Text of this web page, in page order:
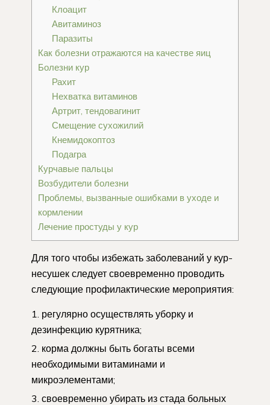
Клоацит
Авитаминоз
Паразиты
Как болезни отражаются на качестве яиц
Болезни кур
Рахит
Нехватка витаминов
Артрит, тендовагинит
Смещение сухожилий
Кнемидокоптоз
Подагра
Курчавые пальцы
Возбудители болезни
Проблемы, вызванные ошибками в уходе и
кормлении
Лечение простуды у кур
Для того чтобы избежать заболеваний у кур-
несушек следует своевременно проводить
следующие профилактические мероприятия:
регулярно осуществлять уборку и
дезинфекцию курятника;
корма должны быть богаты всеми
необходимыми витаминами и
микроэлементами;
своевременно убирать из стада больных